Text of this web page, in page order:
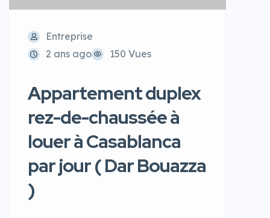
Entreprise
2 ans ago
150 Vues
Appartement duplex
rez-de-chaussée à
louer à Casablanca
par jour ( Dar Bouazza
)